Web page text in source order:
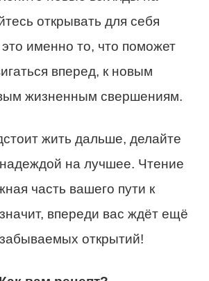
открывать для себя
именно то, что поможет
вперед, к новым
жизненным свершениям.
жить дальше, делайте
на лучшее. Чтение
часть вашего пути к
впереди вас ждёт ещё
открытий!